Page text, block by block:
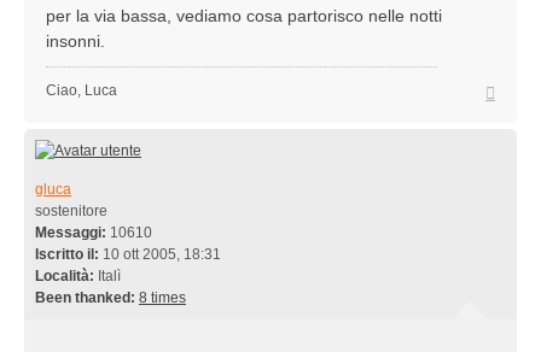
per la via bassa, vediamo cosa partorisco nelle notti
insonni.
Ciao, Luca
gluca
sostenitore
Messaggi: 10610
Iscritto il: 10 ott 2005, 18:31
Località: Italì
Been thanked: 8 times